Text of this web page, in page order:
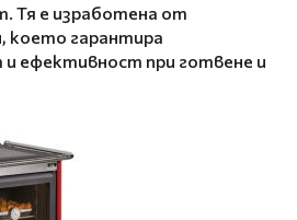
Тя е изработена от
което гарантира
ефективност при готвене и